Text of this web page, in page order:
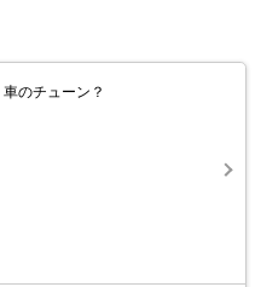
車のチューン？